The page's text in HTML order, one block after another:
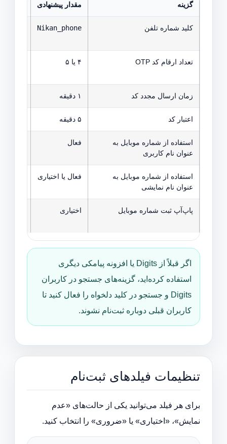
گزینه مقدار پیشنهادی
کلید شماره تلفن Nikan_phone
تعداد ارقام کد OTP
۴ یا ۵
زمان ارسال مجدد کد ۱ دقیقه
اعتبار کد ۵ دقیقه
استفاده از شماره موبایل به
عنوان نام کاربری
فعال
استفاده از شماره موبایل به
عنوان نام نمایشی
فعال یا اختیاری
پاپ‌آپ ثبت شماره موبایل اختیاری
اگر قبلاً از Digits یا افزونه پیامکی دیگری
استفاده کرده‌اید، گزینه‌های جستجو در کاربران
Digits و جستجو در کلید دلخواه را فعال کنید تا
کاربران قبلی دوباره ثبت‌نام نشوند.
تنظیمات فیلدهای ثبت‌نام
برای هر فیلد می‌توانید یکی از حالت‌های «عدم
نمایش»، «اختیاری» یا «ضروری» را انتخاب کنید.